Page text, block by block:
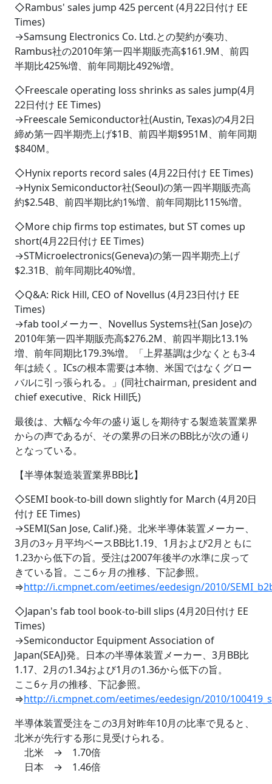
◇Rambus' sales jump 425 percent (4月22日付け EE
Times)
→Samsung Electronics Co. Ltd.との契約が奏功、
Rambus社の2010年第一四半期販売高$161.9M、前四
半期比425%増、前年同期比492%増。
◇Freescale operating loss shrinks as sales jump(4月
22日付け EE Times)
→Freescale Semiconductor社(Austin, Texas)の4月2日
締め第一四半期売上げ$1B、前四半期$951M、前年同期
$840M。
◇Hynix reports record sales (4月22日付け EE Times)
→Hynix Semiconductor社(Seoul)の第一四半期販売高
約$2.54B、前四半期比約1%増、前年同期比115%増。
◇More chip firms top estimates, but ST comes up
short(4月22日付け EE Times)
→STMicroelectronics(Geneva)の第一四半期売上げ
$2.31B、前年同期比40%増。
◇Q&A: Rick Hill, CEO of Novellus (4月23日付け EE
Times)
→fab toolメーカー、Novellus Systems社(San Jose)の
2010年第一四半期販売高$276.2M、前四半期比13.1%
増、前年同期比179.3%増。「上昇基調は少なくとも3-4
年は続く。ICsの根本需要は本物、米国ではなくグロー
バルに引っ張られる。」(同社chairman, president and
chief executive、Rick Hill氏)
最後は、大幅な今年の盛り返しを期待する製造装置業界
からの声であるが、その業界の日米のBB比が次の通り
となっている。
【半導体製造装置業界BB比】
◇SEMI book-to-bill down slightly for March (4月20日
付け EE Times)
→SEMI(San Jose, Calif.)発。北米半導体装置メーカー、
3月の3ヶ月平均ベースBB比1.19、1月および2月ともに
1.23から低下の旨。受注は2007年後半の水準に戻って
きている旨。ここ6ヶ月の推移、下記参照。
⇒http://i.cmpnet.com/eetimes/eedesign/2010/
◇Japan's fab tool book-to-bill slips (4月20日付け EE
Times)
→Semiconductor Equipment Association of
Japan(SEAJ)発。日本の半導体装置メーカー、3月BB比
1.17、2月の1.34および1月の1.36から低下の旨。
ここ6ヶ月の推移、下記参照。
⇒http://i.cmpnet.com/eetimes/eedesign/2010/
半導体装置受注をこの3月対昨年10月の比率で見ると、
北米が先行する形に見受けられる。
北米 → 1.70倍
日本 → 1.46倍